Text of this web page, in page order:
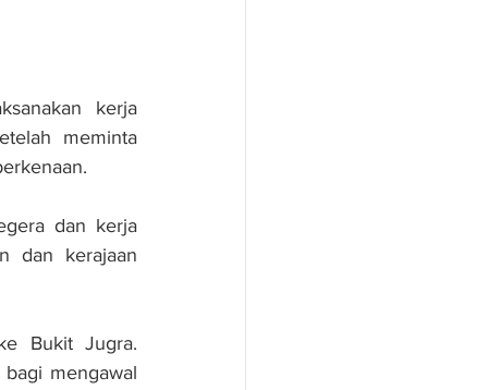
kerja
meminta
dan kerja
dan kerajaan
Bukit Jugra.
mengawal